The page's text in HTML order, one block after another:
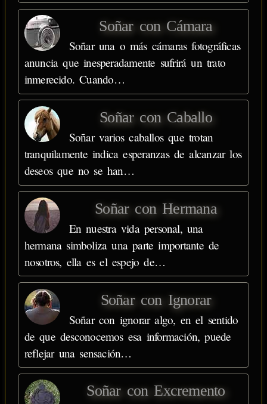
Soñar con Cámara
Soñar una o más cámaras fotográficas
anuncia que inesperadamente sufrirá un trato
inmerecido. Cuando…
Soñar con Caballo
Soñar varios caballos que trotan
tranquilamente indica esperanzas de alcanzar los
deseos que no se han…
Soñar con Hermana
En nuestra vida personal, una
hermana simboliza una parte importante de
nosotros, ella es el espejo de…
Soñar con Ignorar
Soñar con ignorar algo, en el sentido
de que desconocemos esa información, puede
reflejar una sensación…
Soñar con Excremento